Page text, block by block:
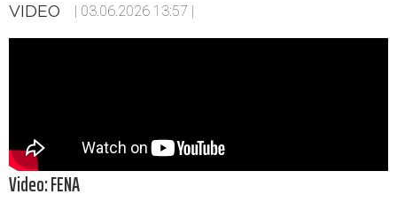
VIDEO | 03.06.2026 13:57 |
Video: FENA